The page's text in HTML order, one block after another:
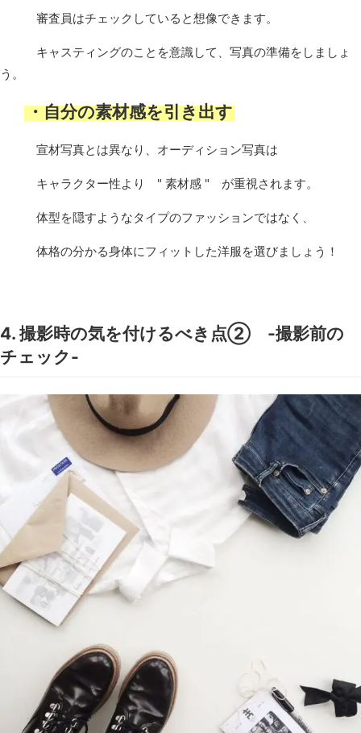
審査員はチェックしていると想像できます。
キャスティングのことを意識して、写真の準備をしましょ
う。
・自分の素材感を引き出す
宣材写真とは異なり、オーディション写真は
キャラクター性より " 素材感 " が重視されます。
体型を隠すようなタイプのファッションではなく、
体格の分かる身体にフィットした洋服を選びましょう！
4. 撮影時の気を付けるべき点② -撮影前の
チェック-